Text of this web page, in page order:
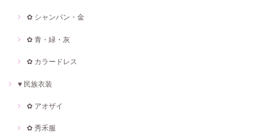
✿ シャンパン・金
✿ 青・緑・灰
✿ カラードレス
♥ 民族衣装
✿ アオザイ
✿ 秀禾服